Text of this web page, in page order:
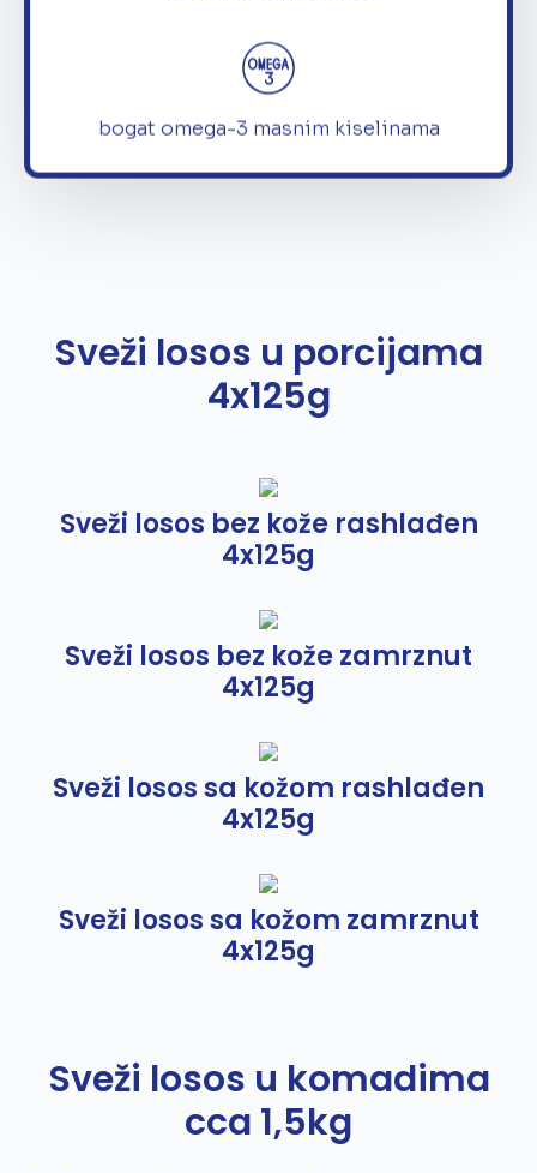
bogat omega-3 masnim kiselinama
Sveži losos u porcijama
4x125g
Sveži losos bez kože rashlađen
4x125g
Sveži losos bez kože zamrznut
4x125g
Sveži losos sa kožom rashlađen
4x125g
Sveži losos sa kožom zamrznut
4x125g
Sveži losos u komadima
cca 1,5kg